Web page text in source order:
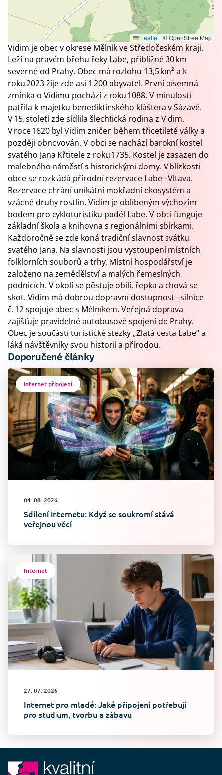
Leaflet | © OpenStreetMap
Vidim je obec v okrese Mělník ve Středočeském kraji.
Leží na pravém břehu řeky Labe, přibližně 30 km
severně od Prahy. Obec má rozlohu 13,5 km² a k
roku 2023 žije zde asi 1 200 obyvatel. První písemná
zmínka o Vidimu pochází z roku 1088. V minulosti
patřila k majetku benediktinského kláštera v Sázavě.
V 15. století zde sídlila šlechtická rodina z Vidim.
V roce 1620 byl Vidim zničen během třicetileté války a
později obnovován. V obci se nachází barokní kostel
svatého Jana Křtitele z roku 1735. Kostel je zasazen do
malebného náměstí s historickými domy. V blízkosti
obce se rozkládá přírodní rezervace Labe – Vltava.
Rezervace chrání unikátní mokřadní ekosystém a
vzácné druhy rostlin. Vidim je oblíbeným výchozím
bodem pro cykloturistiku podél Labe. V obci funguje
základní škola a knihovna s regionálními sbírkami.
Každoročně se zde koná tradiční slavnost svátku
svatého Jana. Na slavnosti jsou vystoupení místních
folklorních souborů a trhy. Místní hospodářství je
založeno na zemědělství a malých řemeslných
podnicích. V okolí se pěstuje obilí, řepka a chová se
skot. Vidim má dobrou dopravní dostupnost – silnice
č. 12 spojuje obec s Mělníkem. Veřejná doprava
zajišťuje pravidelné autobusové spojení do Prahy.
Obec je součástí turistické stezky „Zlatá cesta Labe“ a
láká návštěvníky svou historií a přírodou.
Doporučené články
internet připojení
04. 08. 2026
Sdílení internetu: Když se soukromí stává
veřejnou věcí
Internet
27. 07. 2026
Internet pro mladé: Jaké připojení potřebují
pro studium, tvorbu a zábavu